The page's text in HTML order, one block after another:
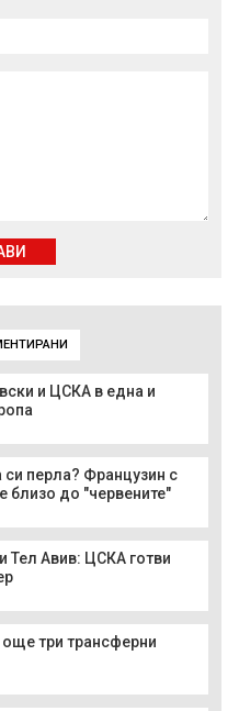
и ЦСКА в една и
перла? Французин с
близо до "червените"
Тел Авив: ЦСКА готви
три трансферни